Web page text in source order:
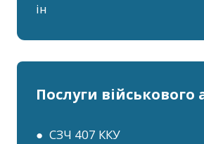
ін
Послуги військового
● СЗЧ 407 ККУ